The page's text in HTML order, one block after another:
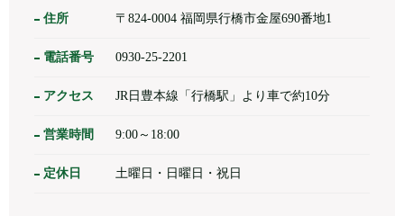
住所 〒824-0004 福岡県行橋市金屋690番地1
電話番号 0930-25-2201
アクセス JR日豊本線「行橋駅」より車で約10分
営業時間 9:00～18:00
定休日 土曜日・日曜日・祝日